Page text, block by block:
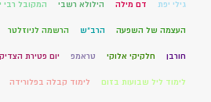
גילי יפת דם מילה הילולא רשבי המקובל רבי
העצמה של השפעה הרב"ש הרשמה לניוזלטר
חורבן חלקיקי אלוקי טראמפ יום פטירת
לימוד ליל שבועות בזום לימוד קבלה בפלורידה